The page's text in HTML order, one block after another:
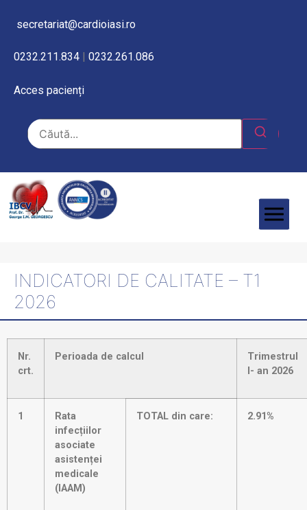
secretariat@cardioiasi.ro
0232.211.834 0232.261.086
Acces pacienți
INDICATORI DE CALITATE – T1
2026
Nr.
crt.
Perioada de calcul
Trimestrul
I- an 2026
1
Rata
infecțiilor
asociate
asistenței
medicale
(IAAM)
TOTAL din care: 2.91%